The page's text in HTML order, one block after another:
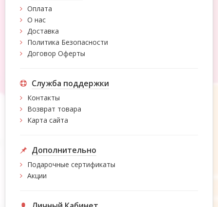
Оплата
О нас
Доставка
Политика Безопасности
Договор Оферты
Служба поддержки
Контакты
Возврат товара
Карта сайта
Дополнительно
Подарочные сертификаты
Акции